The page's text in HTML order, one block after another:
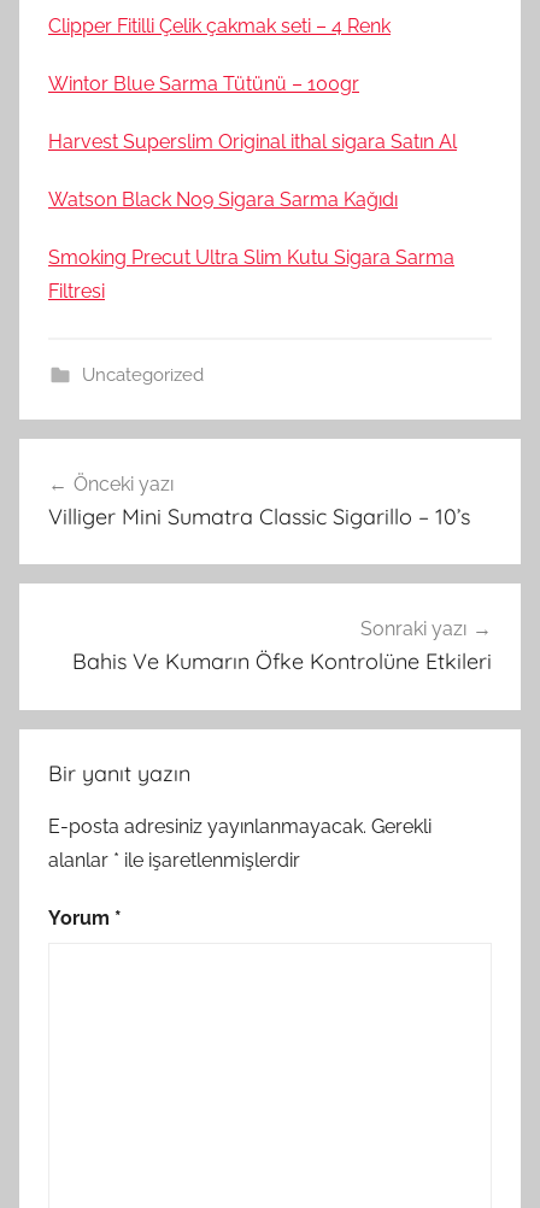
Clipper Fitilli Çelik çakmak seti – 4 Renk
Wintor Blue Sarma Tütünü – 100gr
Harvest Superslim Original ithal sigara Satın Al
Watson Black No9 Sigara Sarma Kağıdı
Smoking Precut Ultra Slim Kutu Sigara Sarma
Filtresi
Uncategorized
gezinmesi
Önceki yazı
Villiger Mini Sumatra Classic Sigarillo – 10’s
Sonraki yazı
Bahis Ve Kumarın Öfke Kontrolüne Etkileri
Bir yanıt yazın
E-posta adresiniz yayınlanmayacak. Gerekli
alanlar * ile işaretlenmişlerdir
Yorum *